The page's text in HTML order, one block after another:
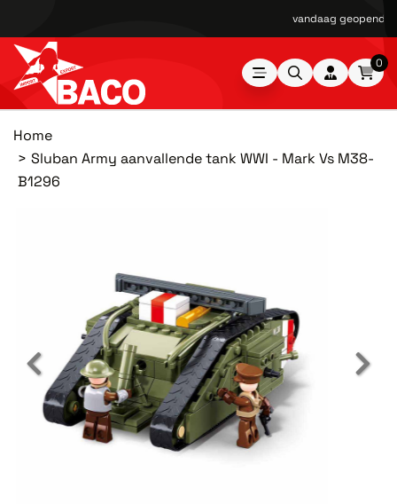
vandaag geopend
0
Home
Sluban Army aanvallende tank WWI - Mark Vs M38-
B1296